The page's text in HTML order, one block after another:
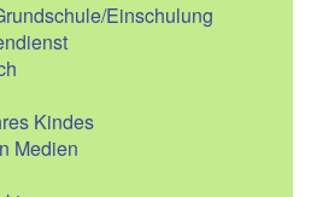
Einschulung
Kindes
Medien